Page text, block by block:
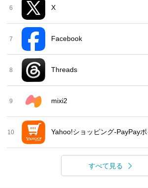
6 X
7 Facebook
8 Threads
9 mixi2
10 Yahoo!ショッピング-PayPay
すべて見る